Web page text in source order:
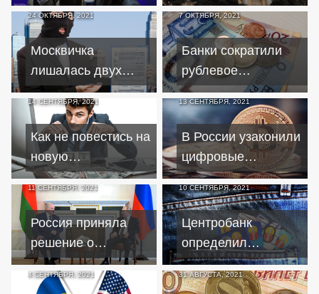
корпоративные
криптовалюты
Центробанка по
повышению
ключевой ставки
24 ОКТЯБРЯ, 2021
Москвичка
лишалась двух
квартир, "продав"
жилье
злоумышленникам
7 ОКТЯБРЯ, 2021
Банки сократили
рублевое
кредитование
малого и среднего
бизнеса
14 СЕНТЯБРЯ, 2021
Как не повестись на
новую
мошенническую
уловку
злоумышленников
13 СЕНТЯБРЯ, 2021
В России узаконили
цифровые
финансовые
активы
11 СЕНТЯБРЯ, 2021
Россия приняла
решение о
сокращении
финансовой
10 СЕНТЯБРЯ, 2021
Центробанк
определил
критерии для
выявления
4 СЕНТЯБРЯ, 2021 31 АВГУСТА, 2021